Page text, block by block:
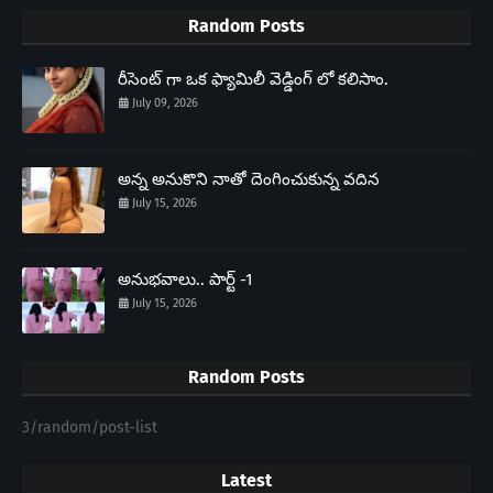
Random Posts
రీసెంట్ గా ఒక ఫ్యామిలీ వెడ్డింగ్ లో కలిసాం.
July 09, 2026
అన్న అనుకొని నాతో దెంగించుకున్న వదిన
July 15, 2026
అనుభవాలు.. పార్ట్ -1
July 15, 2026
Random Posts
3/random/post-list
Latest